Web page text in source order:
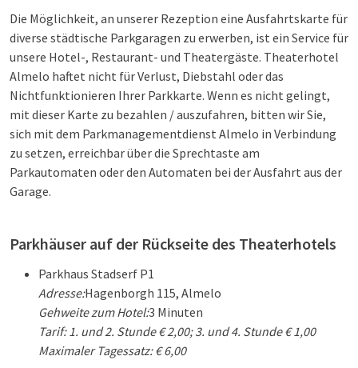
Die Möglichkeit, an unserer Rezeption eine Ausfahrtskarte für
diverse städtische Parkgaragen zu erwerben, ist ein Service für
unsere Hotel-, Restaurant- und Theatergäste. Theaterhotel
Almelo haftet nicht für Verlust, Diebstahl oder das
Nichtfunktionieren Ihrer Parkkarte. Wenn es nicht gelingt,
mit dieser Karte zu bezahlen / auszufahren, bitten wir Sie,
sich mit dem Parkmanagementdienst Almelo in Verbindung
zu setzen, erreichbar über die Sprechtaste am
Parkautomaten oder den Automaten bei der Ausfahrt aus der
Garage.
Parkhäuser auf der Rückseite des Theaterhotels
Parkhaus Stadserf P1
Adresse:Hagenborgh 115, Almelo
Gehweite zum Hotel:3 Minuten
Tarif: 1. und 2. Stunde € 2,00; 3. und 4. Stunde € 1,00
Maximaler Tagessatz: € 6,00